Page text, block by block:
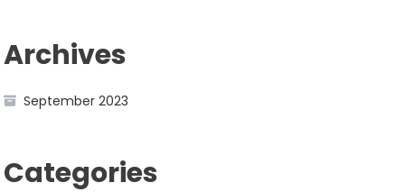
Archives
September 2023
Categories